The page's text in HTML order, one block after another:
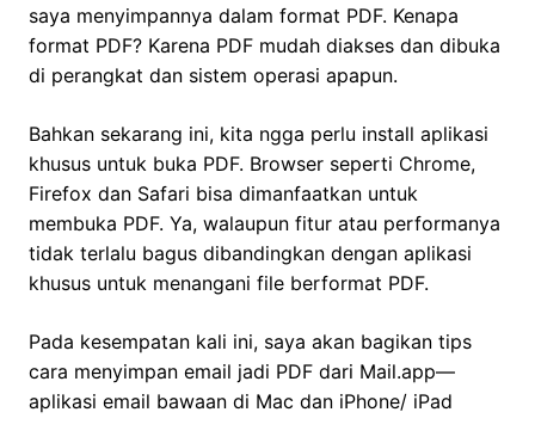
saya menyimpannya dalam format PDF. Kenapa
format PDF? Karena PDF mudah diakses dan dibuka
di perangkat dan sistem operasi apapun.
Bahkan sekarang ini, kita ngga perlu install aplikasi
khusus untuk buka PDF. Browser seperti Chrome,
Firefox dan Safari bisa dimanfaatkan untuk
membuka PDF. Ya, walaupun fitur atau performanya
tidak terlalu bagus dibandingkan dengan aplikasi
khusus untuk menangani file berformat PDF.
Pada kesempatan kali ini, saya akan bagikan tips
cara menyimpan email jadi PDF dari Mail.app—
aplikasi email bawaan di Mac dan iPhone/ iPad